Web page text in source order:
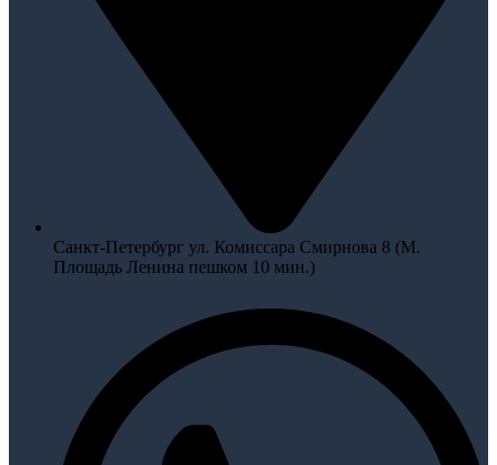
Санкт-Петербург ул. Комиссара Смирнова 8 (М.
Площадь Ленина пешком 10 мин.)